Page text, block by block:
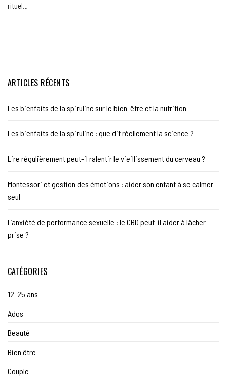
rituel…
ARTICLES RÉCENTS
Les bienfaits de la spiruline sur le bien-être et la nutrition
Les bienfaits de la spiruline : que dit réellement la science ?
Lire régulièrement peut-il ralentir le vieillissement du cerveau ?
Montessori et gestion des émotions : aider son enfant à se calmer
seul
L’anxiété de performance sexuelle : le CBD peut-il aider à lâcher
prise ?
CATÉGORIES
12-25 ans
Ados
Beauté
Bien être
Couple